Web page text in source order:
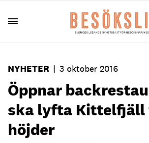
NYHETER | 3 oktober 2016
Öppnar
ska lyfta Kittelfjäll
höjder